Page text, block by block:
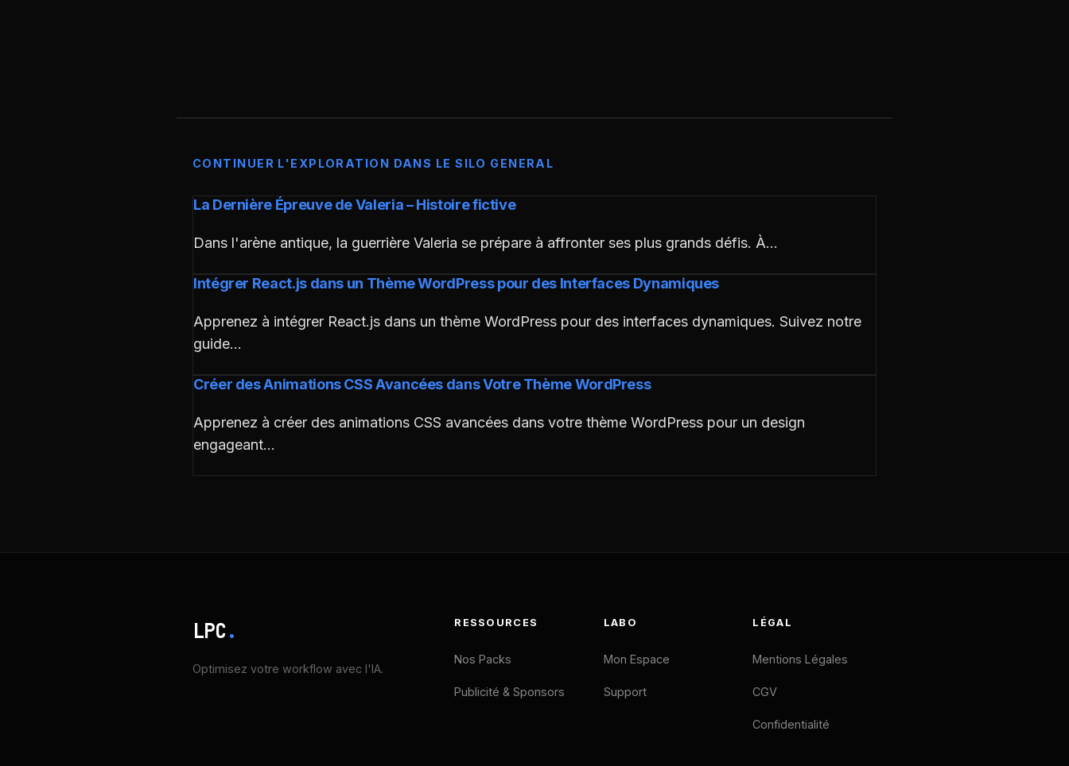
CONTINUER L'EXPLORATION DANS LE SILO GENERAL
La Dernière Épreuve de Valeria – Histoire fictive
Dans l'arène antique, la guerrière Valeria se prépare à affronter ses plus grands défis. À…
Intégrer React.js dans un Thème WordPress pour des Interfaces Dynamiques
Apprenez à intégrer React.js dans un thème WordPress pour des interfaces dynamiques. Suivez notre
guide…
Créer des Animations CSS Avancées dans Votre Thème WordPress
Apprenez à créer des animations CSS avancées dans votre thème WordPress pour un design
engageant…
LPC.
Optimisez votre workflow avec l'IA.
RESSOURCES
Nos Packs
Publicité & Sponsors
LABO
Mon Espace
Support
LÉGAL
Mentions Légales
CGV
Confidentialité